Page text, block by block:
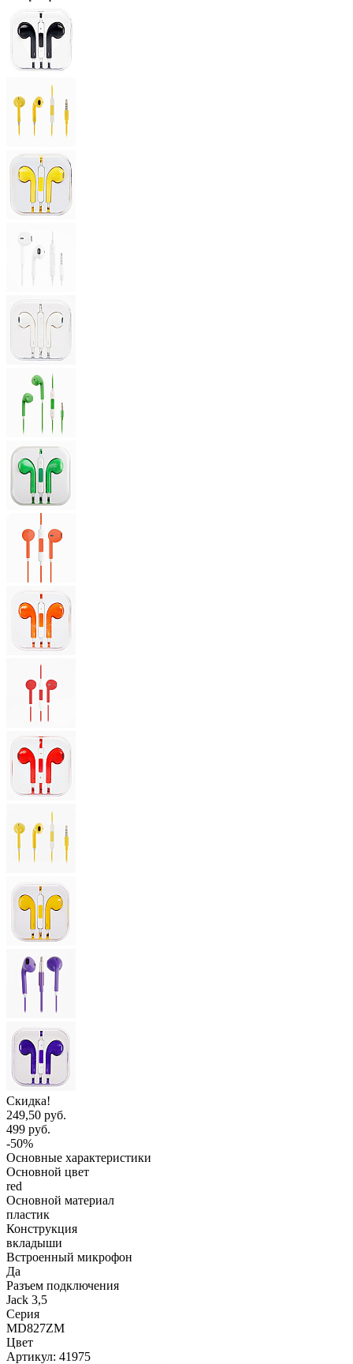
Скидка!
249,50 руб.
499 руб.
-50%
Основные характеристики
Основной цвет
red
Основной материал
пластик
Конструкция
вкладыши
Встроенный микрофон
Да
Разъем подключения
Jack 3,5
Серия
MD827ZM
Цвет
Артикул: 41975